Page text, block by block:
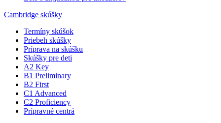
Cambridge skúšky
Termíny skúšok
Priebeh skúšky
Príprava na skúšku
Skúšky pre deti
A2 Key
B1 Preliminary
B2 First
C1 Advanced
C2 Proficiency
Prípravné centrá